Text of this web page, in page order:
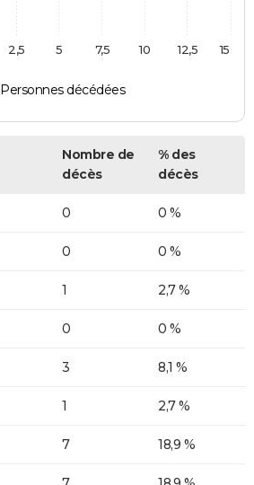
Personnes décédées
2,5 5 7,5 10 12,5 15
Nombre de
décès
% des
décès
0 0 %
0 0 %
1 2,7 %
0 0 %
3 8,1 %
1 2,7 %
7 18,9 %